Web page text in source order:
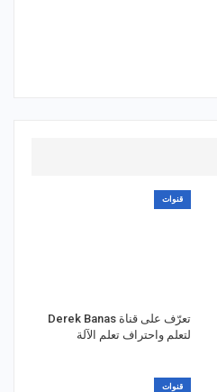
قنوات
تعرّف على قناة Derek Banas
لتعلم واحتراف تعلم الآلة
قنوات